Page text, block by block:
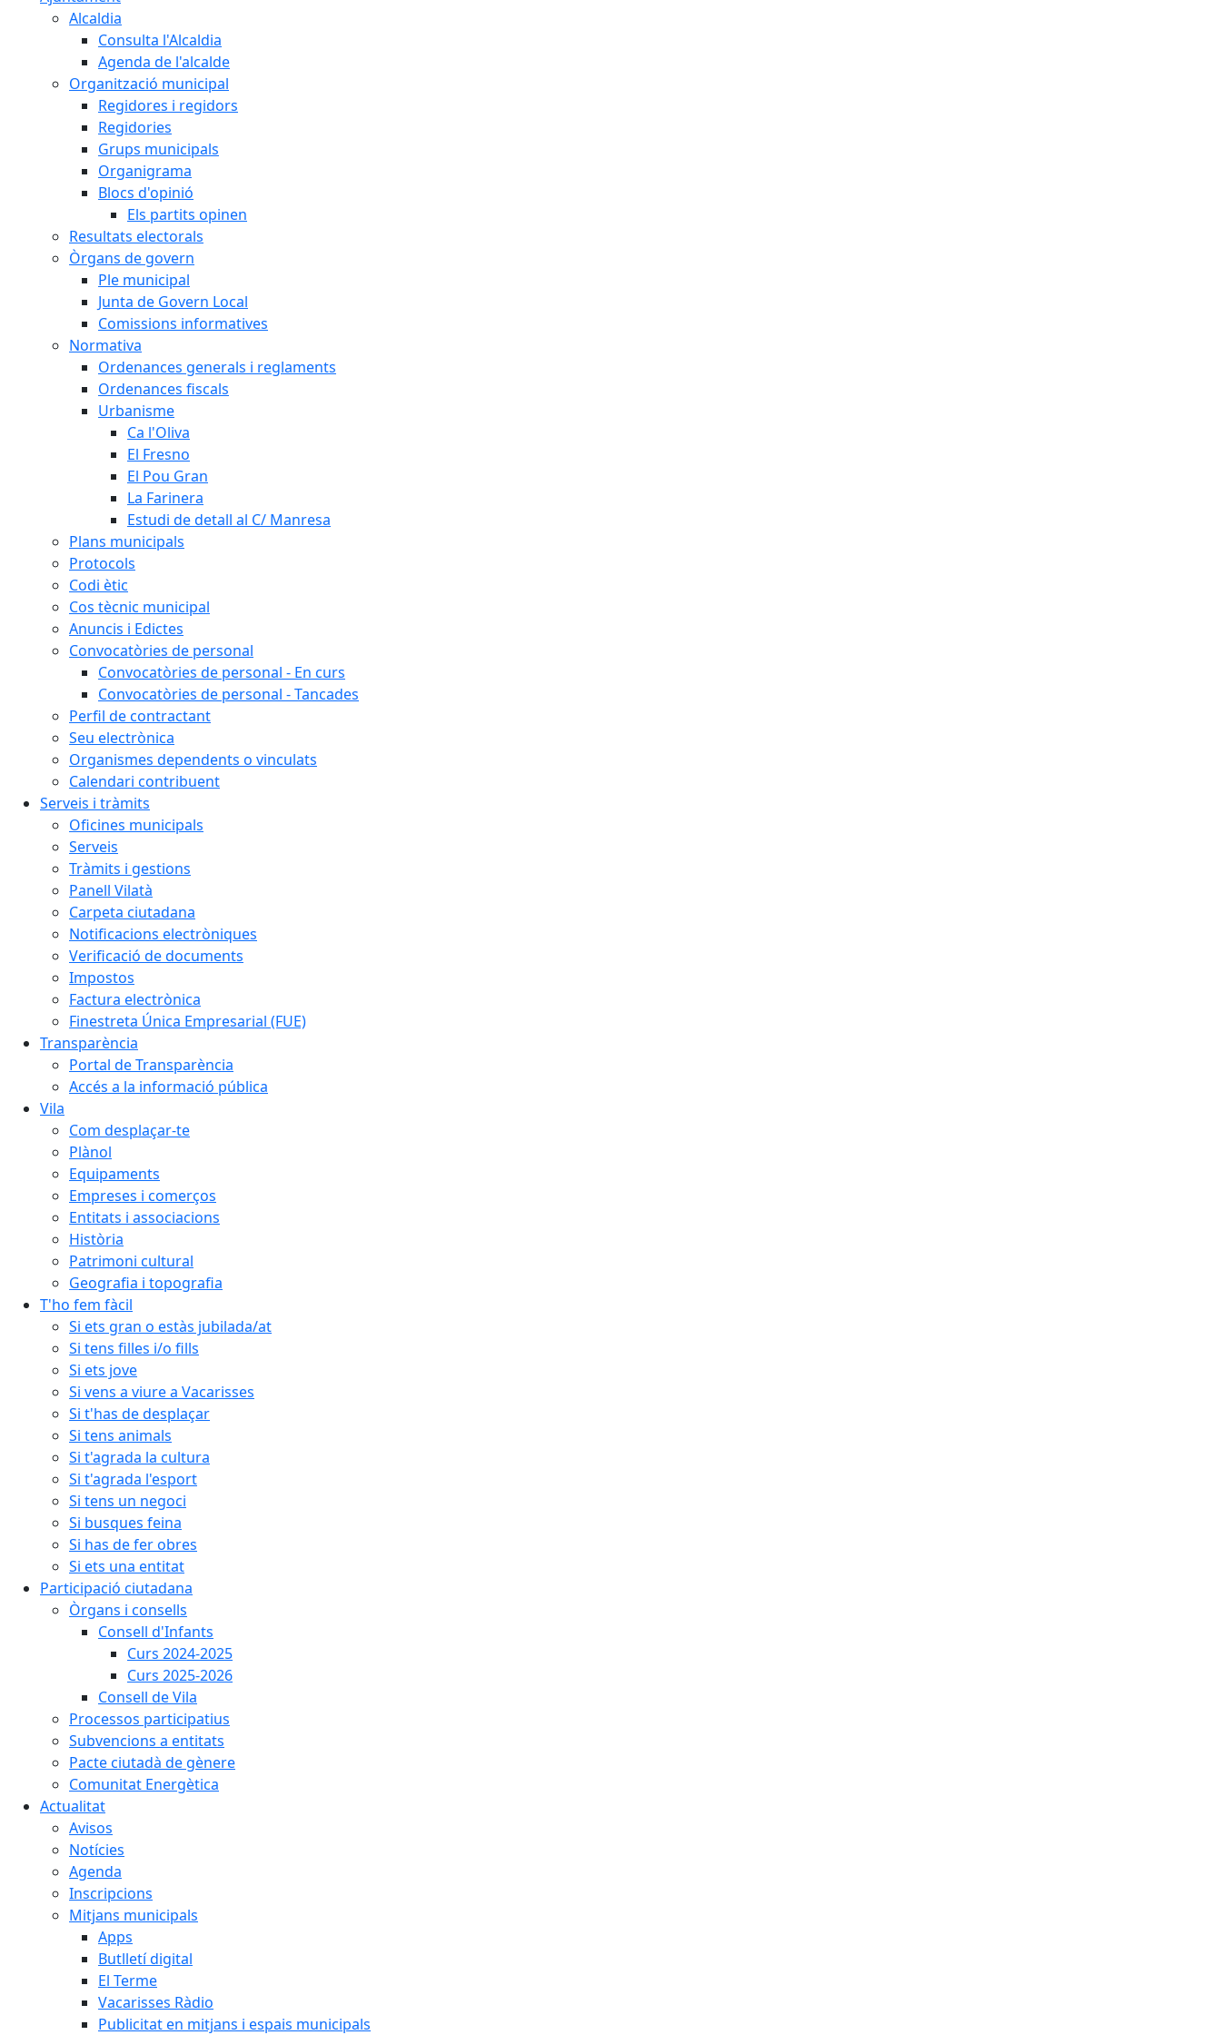
Alcaldia
Consulta l'Alcaldia
Agenda de l'alcalde
Organització municipal
Regidores i regidors
Regidories
Grups municipals
Organigrama
Blocs d'opinió
Els partits opinen
Resultats electorals
Òrgans de govern
Ple municipal
Junta de Govern Local
Comissions informatives
Normativa
Ordenances generals i reglaments
Ordenances fiscals
Urbanisme
Ca l'Oliva
El Fresno
El Pou Gran
La Farinera
Estudi de detall al C/ Manresa
Plans municipals
Protocols
Codi ètic
Cos tècnic municipal
Anuncis i Edictes
Convocatòries de personal
Convocatòries de personal - En curs
Convocatòries de personal - Tancades
Perfil de contractant
Seu electrònica
Organismes dependents o vinculats
Calendari contribuent
Serveis i tràmits
Oficines municipals
Serveis
Tràmits i gestions
Panell Vilatà
Carpeta ciutadana
Notificacions electròniques
Verificació de documents
Impostos
Factura electrònica
Finestreta Única Empresarial (FUE)
Transparència
Portal de Transparència
Accés a la informació pública
Vila
Com desplaçar-te
Plànol
Equipaments
Empreses i comerços
Entitats i associacions
Història
Patrimoni cultural
Geografia i topografia
T'ho fem fàcil
Si ets gran o estàs jubilada/at
Si tens filles i/o fills
Si ets jove
Si vens a viure a Vacarisses
Si t'has de desplaçar
Si tens animals
Si t'agrada la cultura
Si t'agrada l'esport
Si tens un negoci
Si busques feina
Si has de fer obres
Si ets una entitat
Participació ciutadana
Òrgans i consells
Consell d'Infants
Curs 2024-2025
Curs 2025-2026
Consell de Vila
Processos participatius
Subvencions a entitats
Pacte ciutadà de gènere
Comunitat Energètica
Actualitat
Avisos
Notícies
Agenda
Inscripcions
Mitjans municipals
Apps
Butlletí digital
El Terme
Vacarisses Ràdio
Publicitat en mitjans i espais municipals